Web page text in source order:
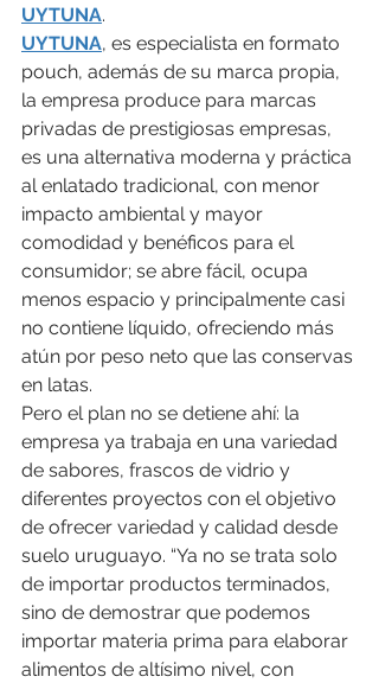
UYTUNA.
UYTUNA, es especialista en formato
pouch, además de su marca propia,
la empresa produce para marcas
privadas de prestigiosas empresas,
es una alternativa moderna y práctica
al enlatado tradicional, con menor
impacto ambiental y mayor
comodidad y benéficos para el
consumidor; se abre fácil, ocupa
menos espacio y principalmente casi
no contiene líquido, ofreciendo más
atún por peso neto que las conservas
en latas.
Pero el plan no se detiene ahí: la
empresa ya trabaja en una variedad
de sabores, frascos de vidrio y
diferentes proyectos con el objetivo
de ofrecer variedad y calidad desde
suelo uruguayo. “Ya no se trata solo
de importar productos terminados,
sino de demostrar que podemos
importar materia prima para elaborar
alimentos de altísimo nivel, con